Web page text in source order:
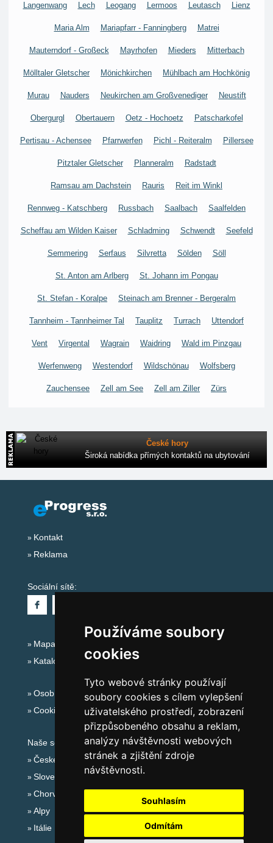
Používáme soubory
cookies
Tyto webové stránky používají
soubory cookies s cílem vylepšení
uživatelského prostředí, zobrazení
přizpůsobeného obsahu a reklam,
analýzy návštěvnosti webových
stránek a zjištění zdroje
návštěvnosti.
Souhlasím
Odmítám
Langenwang Lech Leogang Lermoos Leutasch Lienz
Maria Alm Mariapfarr - Fanningberg Matrei
Mauterndorf - Großeck Mayrhofen Mieders Mitterbach
Mölltaler Gletscher Mönichkirchen Mühlbach am Hochkönig
Murau Nauders Neukirchen am Großvenediger Neustift
Obergurgl Obertauern Oetz - Hochoetz Patscharkofel
Pertisau - Achensee Pfarrwerfen Pichl - Reiteralm Pillersee
Pitztaler Gletscher Planneralm Radstadt
Ramsau am Dachstein Rauris Reit im Winkl
Rennweg - Katschberg Russbach Saalbach Saalfelden
Scheffau am Wilden Kaiser Schladming Schwendt Seefeld
Semmering Serfaus Silvretta Sölden Söll
St. Anton am Arlberg St. Johann im Pongau
St. Stefan - Koralpe Steinach am Brenner - Bergeralm
Tannheim - Tannheimer Tal Tauplitz Turrach Uttendorf
Vent Virgental Wagrain Waidring Wald im Pinzgau
Werfenweng Westendorf Wildschönau Wolfsberg
Zauchensee Zell am See Zell am Ziller Zürs
České hory
Široká nabídka přímých kontaktů na ubytování
Kontakt
Reklama
Sociální sítě:
Mapa serveru Alpy - Rakousko
Katalog ubytování
Osobní údaje
Cookies
Naše servery:
České hory
Slovenské hory
Chorvatsko
Alpy
Itálie